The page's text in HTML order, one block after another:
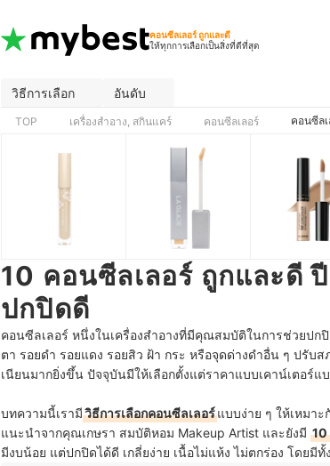
คอนซีลเลอร์ ถูกและดี
ให้ทุกการเลือกเป็นสิ่งที่ดีที่สุด
วิธีการเลือก อันดับ
TOP เครื่องสำอาง, สกินแคร์ คอนซีลเลอร์ คอนซีล
10 คอนซีลเลอร์ ถูกและดี
ปกปิดดี
คอนซีลเลอร์ หนึ่งในเครื่องสำอางที่มีคุณสมบัติในการช่วยป
ตา รอยดำ รอยแดง รอยสิว ฝ้า กระ หรือจุดด่างดำอื่น ๆ ปรับ
เนียนมากยิ่งขึ้น ปัจจุบันมีให้เลือกตั้งแต่ราคาแบบเคาน์เตอร์
บทความนี้เรามีวิธีการเลือกคอนซีลเลอร์แบบง่าย ๆ ให้เหมา
แนะนำจากคุณเกษรา สมบัติหอม Makeup Artist และยังมี 10
มีงบน้อย แต่ปกปิดได้ดี เกลี่ยง่าย เนื้อไม่แห้ง ไม่ตกร่อง โดยมีทั้ง